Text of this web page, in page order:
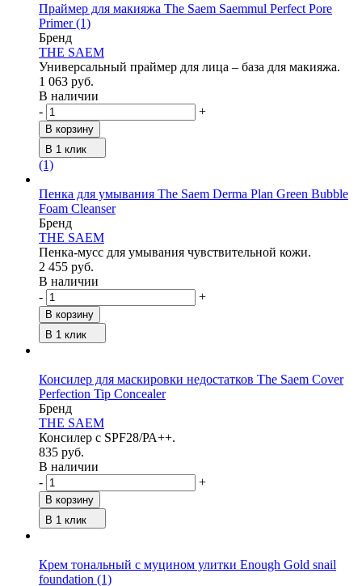
Праймер для макияжа The Saem Saemmul Perfect Pore
Primer(1)
Бренд
THE SAEM
Универсальный праймер для лица – база для макияжа.
1 063 руб.
В наличии
-
+
В корзину
В 1 клик
(1)
Пенка для умывания The Saem Derma Plan Green Bubble
Foam Cleanser
Бренд
THE SAEM
Пенка-мусс для умывания чувствительной кожи.
2 455 руб.
В наличии
-
+
В корзину
В 1 клик
Консилер для маскировки недостатков The Saem Cover
Perfection Tip Concealer
Бренд
THE SAEM
Консилер с SPF28/РА++.
835 руб.
В наличии
-
+
В корзину
В 1 клик
Крем тональный с муцином улитки Enough Gold snail
foundation (1)